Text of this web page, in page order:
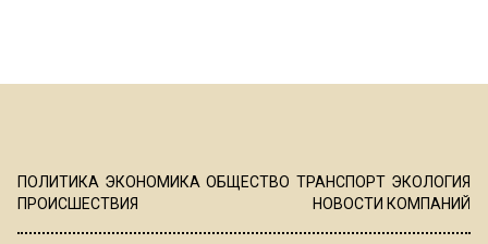
ПОЛИТИКА ЭКОНОМИКА ОБЩЕСТВО ТРАНСПОРТ ЭКОЛОГИЯ
ПРОИСШЕСТВИЯ
НОВОСТИ КОМПАНИЙ